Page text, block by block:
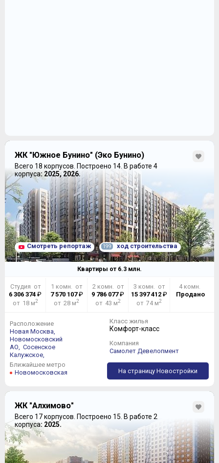
ЖК "Южное Бунино" (Эко Бунино)
Всего 18 корпусов. Построено 14. В работе 4
корпуса: 2025, 2026.
Смотреть репортаж 199 ход строительства
Квартиры от 6.3 млн.
Студия от
6 306 374 ₽
от 18 м2
1 комн. от
7 570 107₽
от 28 м2
2 комн. от
9 786 077₽
от 43 м2
3 комн. от
15 397 412 ₽
от 74 м2
4 комн.
Продано
Расположение
Новая Москва,
Новомосковский
АО, Сосенское
Калужское,
Ближайшее метро
Новомосковская
Класс жилья
Комфорт-класс
Компания
Самолет Девелопмент
На страницу Новостройки
ЖК "Алхимово"
Всего 17 корпусов. Построено 15. В работе 2
корпуса: 2025.